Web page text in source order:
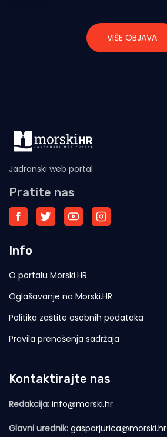
VIŠE OBJAVA
Jadranski web portal
Pratite nas
Info
O portalu Morski.HR
Oglašavanje na Morski.HR
Politika zaštite osobnih podataka
Pravila prenošenja sadržaja
Kontaktirajte nas
Redakcija: info@morski.hr
Glavni urednik: gasparjurica@morski.hr